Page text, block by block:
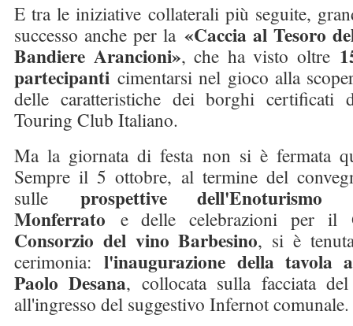
E tra le iniziative collaterali più seguite,
successo anche per la «Caccia al Tesoro
Bandiere Arancioni», che ha visto oltre
partecipanticimentarsi nel gioco alla
delle caratteristiche dei borghi certificati
Touring Club Italiano.
Ma la giornata di festa non si è fermata
Sempre il 5 ottobre, al termine del
sulle prospettive dell'Enoturismo
Monferrato e delle celebrazioni per il
Consorzio del vino Barbesino, si è
cerimonia:l'inaugurazione della tavola
Paolo Desana, collocata sulla facciata
all'ingresso del suggestivo Infernot comunale.